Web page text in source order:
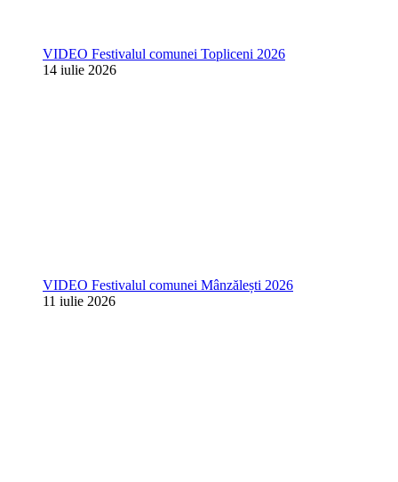
VIDEO Festivalul comunei Topliceni 2026
14 iulie 2026
VIDEO Festivalul comunei Mânzălești 2026
11 iulie 2026